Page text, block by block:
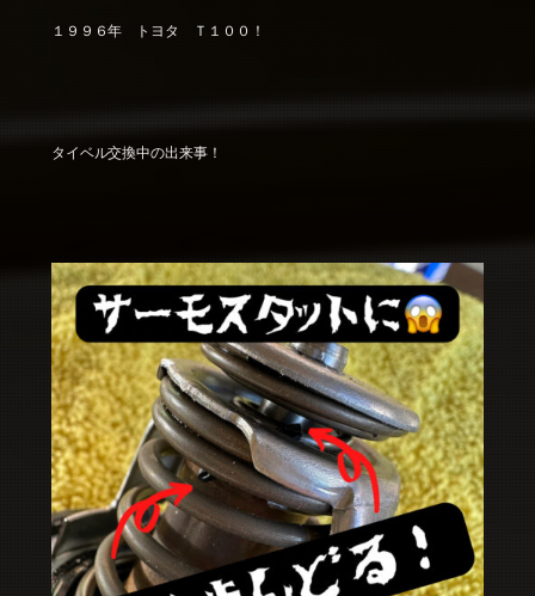
１９９６年 トヨタ Ｔ１００！
タイベル交換中の出来事！